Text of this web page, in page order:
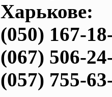
Харькове:
(050) 167-
(067) 506-
(057) 755-